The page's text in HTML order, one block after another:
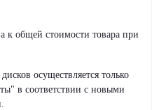
к общей стоимости товара при
осуществляется только
в соответствии с новыми